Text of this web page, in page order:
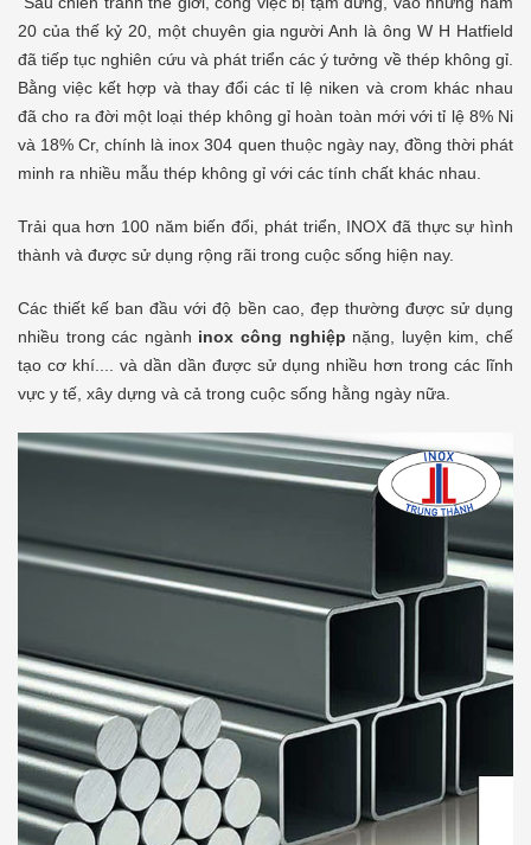
20 của thế kỷ 20, một chuyên gia người Anh là ông W H Hatfield
đã tiếp tục nghiên cứu và phát triển các ý tưởng về thép không gỉ.
Bằng việc kết hợp và thay đổi các tỉ lệ niken và crom khác nhau
đã cho ra đời một loại thép không gỉ hoàn toàn mới với tỉ lệ 8% Ni
và 18% Cr, chính là inox 304 quen thuộc ngày nay, đồng thời phát
minh ra nhiều mẫu thép không gỉ với các tính chất khác nhau.
Trải qua hơn 100 năm biến đổi, phát triển, INOX đã thực sự hình
thành và được sử dụng rộng rãi trong cuộc sống hiện nay.
Các thiết kế ban đầu với độ bền cao, đẹp thường được sử dụng
nhiều trong các ngành inox công nghiệp nặng, luyện kim, chế
tạo cơ khí.... và dần dần được sử dụng nhiều hơn trong các lĩnh
vực y tế, xây dựng và cả trong cuộc sống hằng ngày nữa.